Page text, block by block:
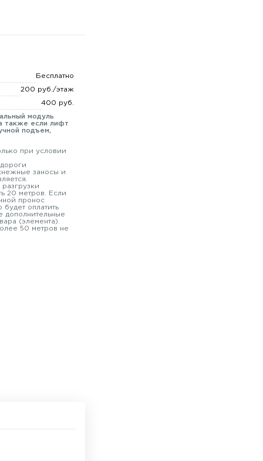
Бесплатно
200 руб./этаж
400 руб.
модуль
также если лифт
подъем,
при условии
заносы и
20 метров. Если
пронос
оплатить
дополнительные
(элемента).
50 метров не